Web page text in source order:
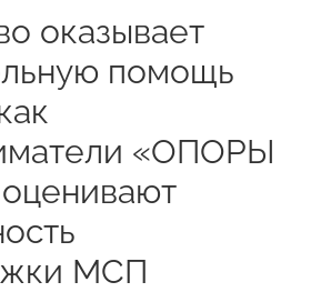
оказывает
помощь
«ОПОРЫ
МСП